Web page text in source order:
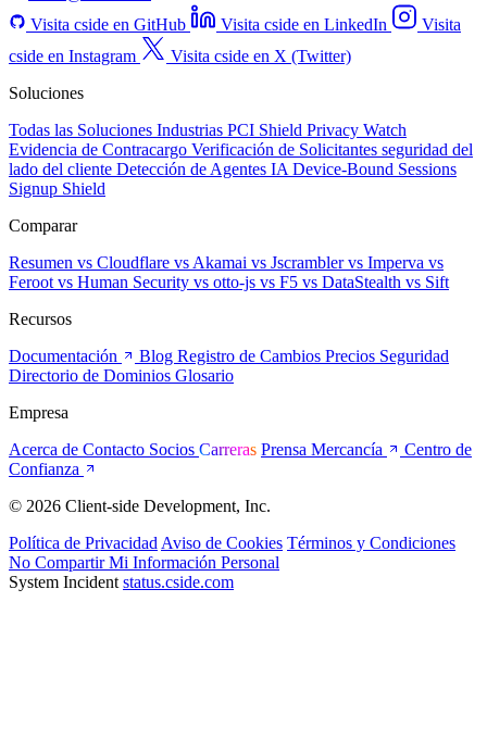
Visita cside en GitHub
Visita cside en LinkedIn
Visita
cside en Instagram
Visita cside en X (Twitter)
Soluciones
Todas las Soluciones Industrias PCI Shield Privacy Watch
Evidencia de Contracargo Verificación de Solicitantes seguridad del
lado del cliente Detección de Agentes IA Device-Bound Sessions
Signup Shield
Comparar
Resumen vs Cloudflare vs Akamai vs Jscramblervs Imperva vs
Feroot vs Human Security vs otto-js vs F5 vs DataStealth vs Sift
Recursos
Documentación
Blog Registro de Cambios Precios Seguridad
Directorio de Dominios Glosario
Empresa
Acerca de Contacto Socios Carreras Prensa Mercancía
Centro de
Confianza
© 2026 Client-side Development, Inc.
Política de Privacidad Aviso de Cookies Términos y Condiciones
No Compartir Mi Información Personal
System Incident status.cside.com